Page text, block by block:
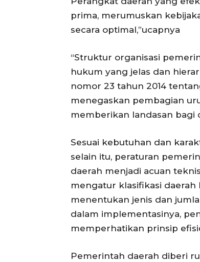
prima, merumuskan
secara optimal,”ucapnya
“Struktur organisasi
hukum yang jelas dan
nomor 23 tahun 2014
menegaskan pembagian
memberikan landasan
Sesuai kebutuhan dan
selain itu, peraturan
daerah menjadi acuan
mengatur klasifikasi
menentukan jenis dan
dalam implementasinya,
memperhatikan prinsip
Pemerintah daerah diberi